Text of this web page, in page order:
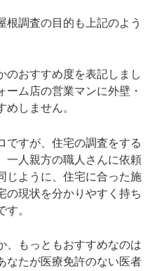
根調査の目的も上記のよう
のおすすめ度を表記しまし
ーム店の営業マンに外壁・
しません。
ですが、住宅の調査をする
一人親方の職人さんに依頼
じように、住宅に合った施
の現状を分かりやすく持ち
。
、もっともおすすめなのは
なたが医療免許のない医者